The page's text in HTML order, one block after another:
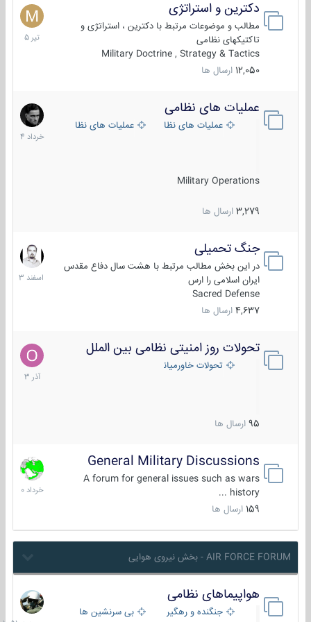
دکترین و استراتژی
مطالب و موضوعات مرتبط با دکترین ، استراتژی و
تاکتیکهای نظامی
Military Doctrine , Strategy & Tactics
12,050 ارسال ها
27
تیر
1405
عملیات های نظامی
عملیات های نظامی ایرانعملیات های نظامی خارجی
Military Operations
3,279 ارسال ها
5
خرداد
1404
جنگ تحمیلی
در این بخش مطالب مرتبط با هشت سال دفاع مقدس
ایران اسلامی را ارس
Sacred Defense
4,637 ارسال ها
20
اسفند
1403
تحولات روز امنیتی نظامی بین الملل
تحولات خاورمیانه
95 ارسال ها
21
آذر
1403
General Military Discussions
A forum for general issues such as wars
history ...
159 ارسال ها
10
خرداد
1400
AIR FORCE FORUM - بخش نیروی هوایی
هواپیماهای نظامی
جنگنده و رهگیر بی سرنشین ها
جمعه
در